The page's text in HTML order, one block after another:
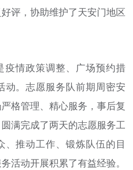
评，协助维护了天安门地区
疫情政策调整、广场预约措
动。志愿服务队前期周密安
格管理、精心服务，事后复
满完成了两天的志愿服务工
、推动工作、锻炼队伍的目
活动开展积累了有益经验。